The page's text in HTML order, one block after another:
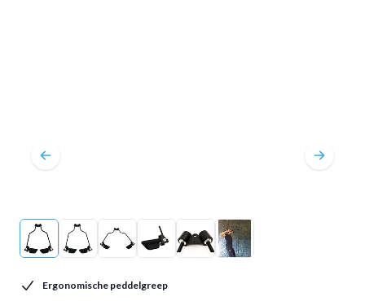
Ergonomische peddelgreep